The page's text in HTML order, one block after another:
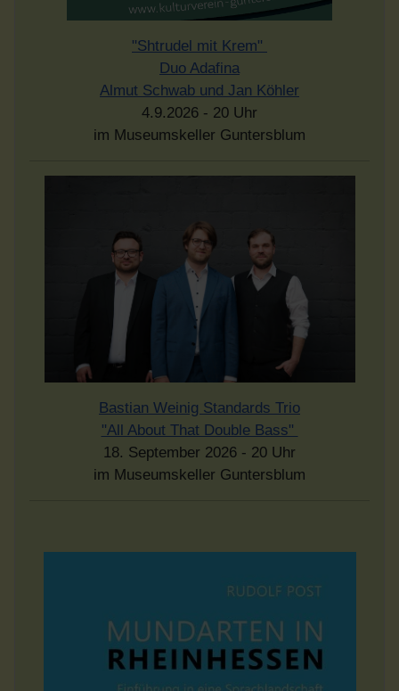
"Shtrudel mit Krem"
Duo Adafina
Almut Schwab und Jan Köhler
4.9.2026 - 20 Uhr
im Museumskeller Guntersblum
Bastian Weinig Standards Trio
"All About That Double Bass"
18. September 2026 - 20 Uhr
im Museumskeller Guntersblum